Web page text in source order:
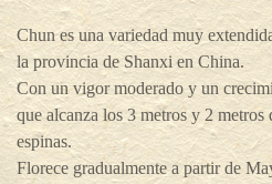
Chun es una variedad muy
la provincia de Shanxi en China.
Con un vigor moderado y un
que alcanza los 3 metros y 2 metros
espinas.
Florece gradualmente a partir de